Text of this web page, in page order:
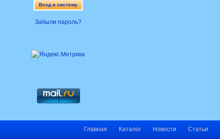
Забыли пароль?
Главная Каталог Новости Статьи